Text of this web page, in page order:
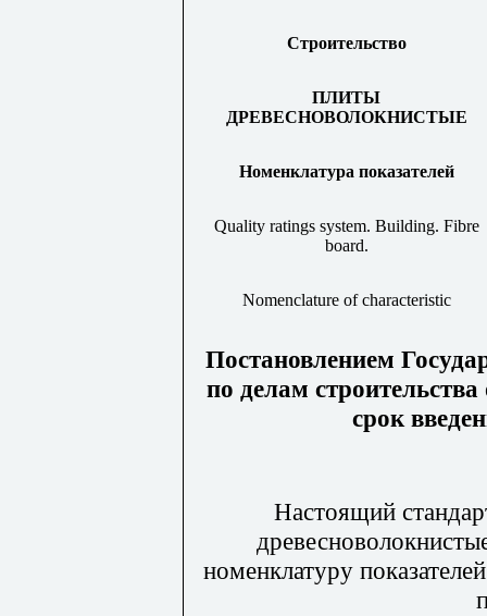
Строительство
ПЛИТЫ
ДРЕВЕСНОВОЛОКНИСТЫЕ
Номенклатура показателей
Quality ratings system. Building. Fibre
board.
Nomenclature of characteristic
Постановлением
по делам
срок
Настоящий
номенклатуру